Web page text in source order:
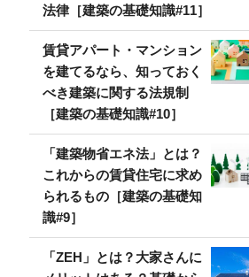
法律［建築の基礎知識#11］
賃貸アパート・マンション
を建てるなら、知っておく
べき建築に関する法規制
［建築の基礎知識#10］
「建築物省エネ法」とは？
これからの賃貸住宅に求め
られるもの［建築の基礎知
識#9］
「ZEH」とは？大家さんに